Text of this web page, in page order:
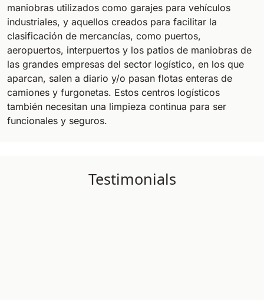
maniobras utilizados como garajes para vehículos
industriales, y aquellos creados para facilitar la
clasificación de mercancías, como puertos,
aeropuertos, interpuertos y los patios de maniobras de
las grandes empresas del sector logístico, en los que
aparcan, salen a diario y/o pasan flotas enteras de
camiones y furgonetas. Estos centros logísticos
también necesitan una limpieza continua para ser
funcionales y seguros.
Testimonials